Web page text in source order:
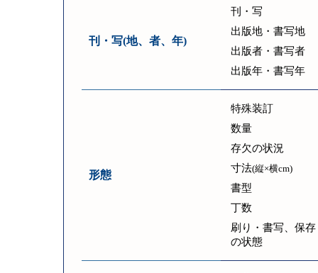
刊・写(地、者、年)
刊・写
出版地・書写地
出版者・書写者
出版年・書写年
形態
特殊装訂
数量
存欠の状況
寸法(縦×横cm)
書型
丁数
刷り・書写、保存
の状態